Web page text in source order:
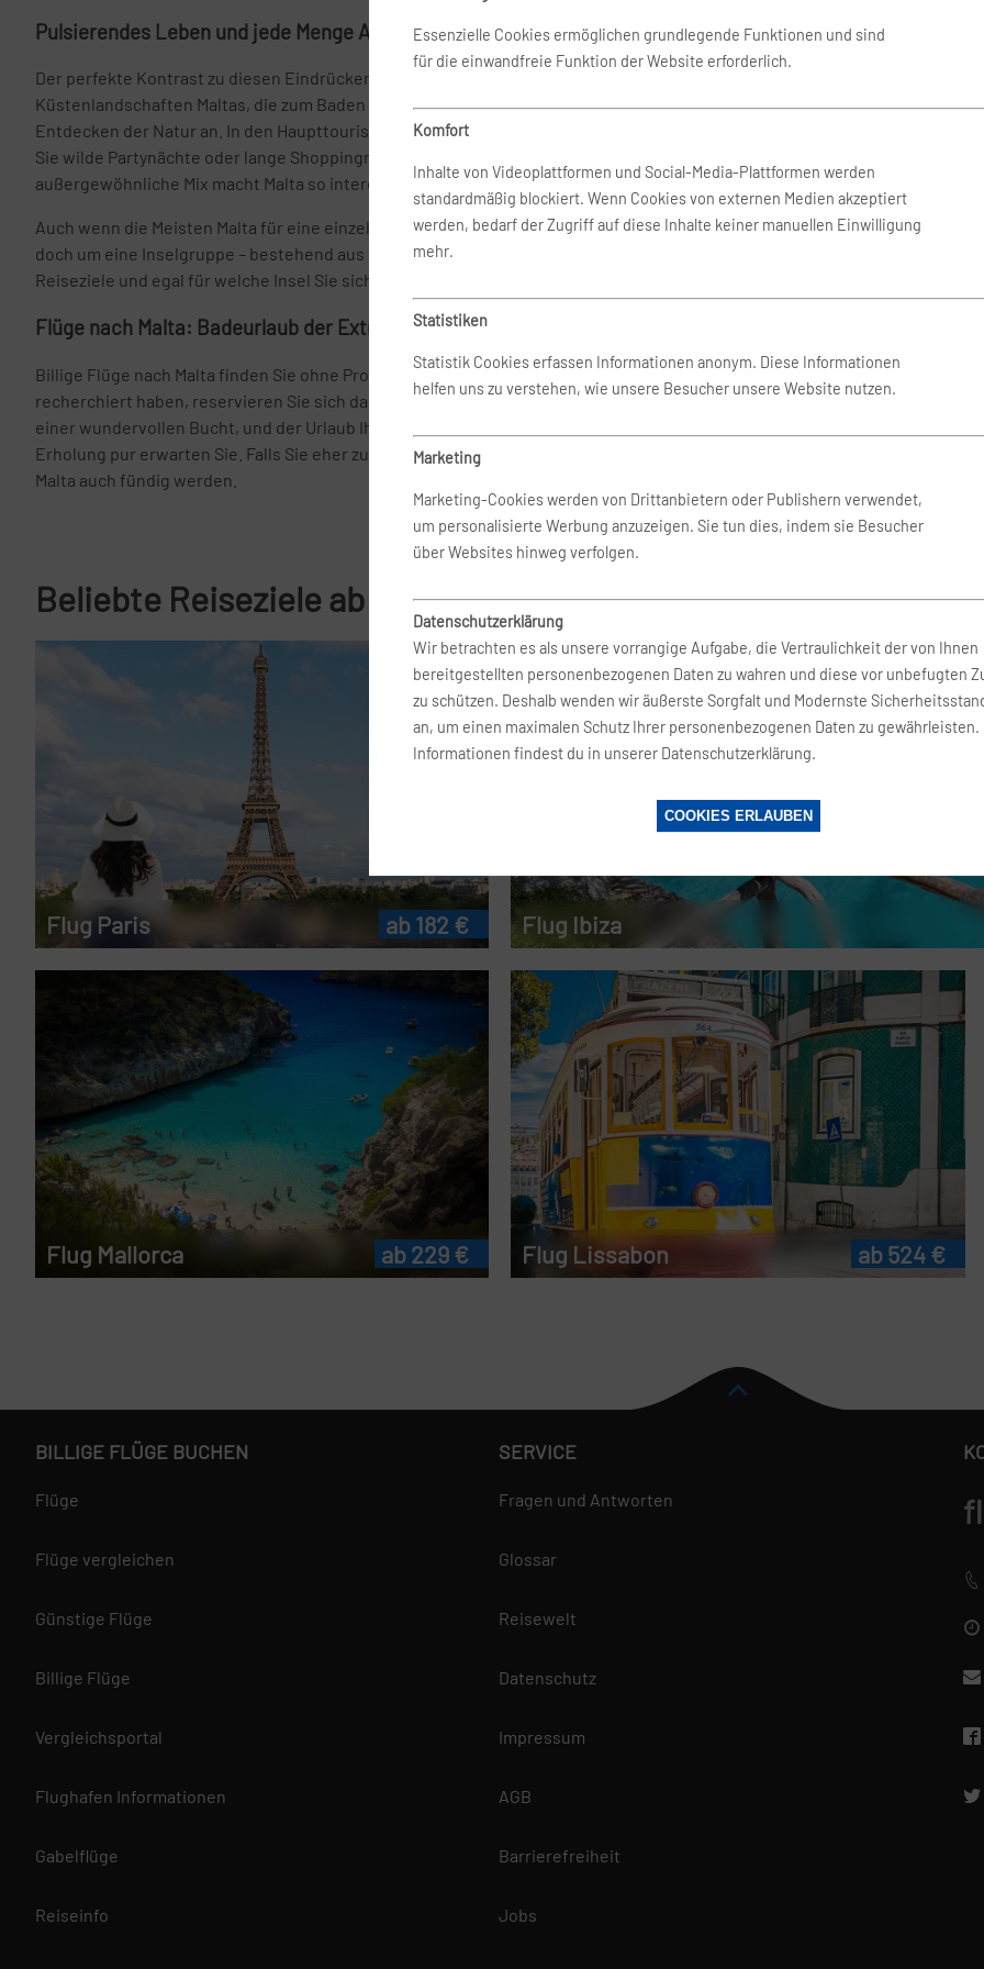
Pulsierendes Leben und jede Menge Abwechslung
Der perfekte Kontrast zu diesen Eindrücken sind die beeindruckenden
Küstenlandschaften Maltas, die zum Baden einladen oder sich zum Spazierengehen und
Entdecken der Natur an. In den Haupttouristenzentren wie Sliema oder St. Julians können
Sie wilde Partynächte oder lange Shoppingnachmittage verbringen. Gerade dieser
außergewöhnliche Mix macht Malta so interessant.
Auch wenn die Meisten Malta für eine einzelne Insel halten, so handelt es sich in Wahrheit
doch um eine Inselgruppe – bestehend aus Malta, Gozo und Comino. Alles beliebte
Reiseziele und egal für welche Insel Sie sich entscheiden, ein Traumurlaub ist garantiert.
Flüge nach Malta: Badeurlaub der Extraklasse
Billige Flüge nach Malta finden Sie ohne Probleme online. Nachdem Sie Flüge nach Malta
recherchiert haben, reservieren Sie sich dann nur noch ein schönes Hotel in der Nähe
einer wundervollen Bucht, und der Urlaub Ihres Lebens kann beginnen. Entspannung und
Erholung pur erwarten Sie. Falls Sie eher zu den aktiven Menschen zählen, werden Sie auf
Malta auch fündig werden.
Römerzeit erwartet Sie
auch die die St. Paul’s
mittelalterliche Haus und
Wenn Sie noch etwas mehr
auch die dortigen
Felsformationen am und im
Keine Zeit verlieren,
Und? Wäre Malta genau das
wie möglich Ihre Flüge nach
besonders einfach mit dem
beginnt der Urlaub dann
Beliebte Reiseziele ab Malta
Flug Paris ab 182 € Flug Ibiza
Flug Mallorca ab 229 € Flug Lissabon ab 524 €
Essenzielle Cookies ermöglichen grundlegende Funktionen und sind
für die einwandfreie Funktion der Website erforderlich.
Komfort
Inhalte von Videoplattformen und Social-Media-Plattformen werden
standardmäßig blockiert. Wenn Cookies von externen Medien akzeptiert
werden, bedarf der Zugriff auf diese Inhalte keiner manuellen Einwilligung
mehr.
Statistiken
Statistik Cookies erfassen Informationen anonym. Diese Informationen
helfen uns zu verstehen, wie unsere Besucher unsere Website nutzen.
Marketing
Marketing-Cookies werden von Drittanbietern oder Publishern verwendet,
um personalisierte Werbung anzuzeigen. Sie tun dies, indem sie Besucher
über Websites hinweg verfolgen.
Datenschutzerklärung
Wir betrachten es als unsere vorrangige Aufgabe, die Vertraulichkeit der von Ihnen
bereitgestellten personenbezogenen Daten zu wahren und diese vor unbefugten
zu schützen. Deshalb wenden wir äußerste Sorgfalt und Modernste
an, um einen maximalen Schutz Ihrer personenbezogenen Daten zu gewährleisten.
Informationen findest du in unserer Datenschutzerklärung.
COOKIES ERLAUBEN
BILLIGE FLÜGE BUCHEN
Flüge
Flüge vergleichen
Günstige Flüge
Billige Flüge
Vergleichsportal
Flughafen Informationen
Gabelflüge
Reiseinfo
SERVICE
Fragen und Antworten
Glossar
Reisewelt
Datenschutz
Impressum
AGB
Barrierefreiheit
Jobs